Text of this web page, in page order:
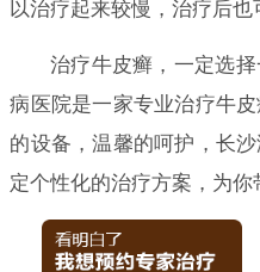
以治疗起来较慢，治疗后也
治疗牛皮癣，一定选
病医院是一家专业治疗牛
的设备，温馨的呵护，长
定个性化的治疗方案，为你